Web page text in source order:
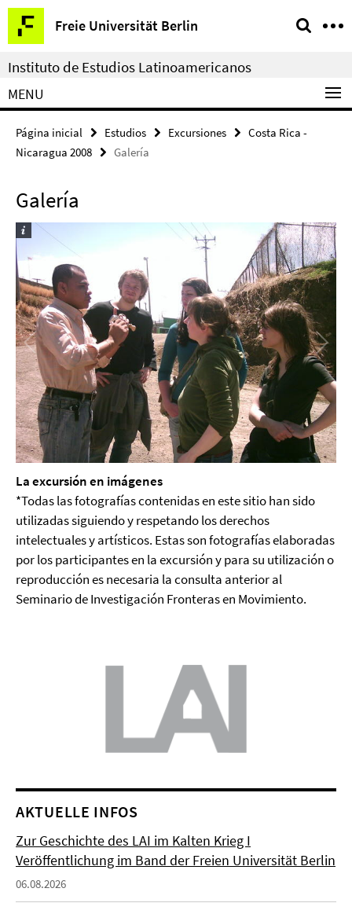
Springe
direkt
zu
Inhalt
Freie Universität Berlin
Herramientas
de
navegación
Instituto de Estudios Latinoamericanos
MENU
Página inicial Estudios Excursiones
Costa Rica -
Nicaragua 2008
Galería
Galería
La excursión en imágenes
*Todas las fotografías contenidas en este sitio han sido
utilizadas siguiendo y respetando los derechos
intelectuales y artísticos. Estas son fotografías elaboradas
por los participantes en la excursión y para su utilización o
reproducción es necesaria la consulta anterior al
Seminario de Investigación Fronteras en Movimiento.
AKTUELLE INFOS
Zur Geschichte des LAI im Kalten Krieg I
Veröffentlichung im Band der Freien Universität Berlin
06.08.2026